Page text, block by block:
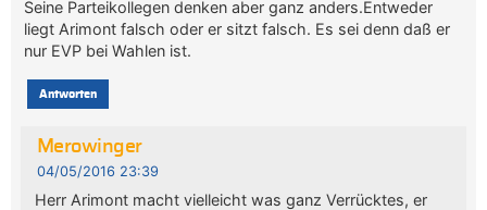
Seine Parteikollegen denken aber ganz anders.Entweder
liegt Arimont falsch oder er sitzt falsch. Es sei denn daß er
nur EVP bei Wahlen ist.
Antworten
Merowinger
04/05/2016 23:39
Herr Arimont macht vielleicht was ganz Verrücktes, er